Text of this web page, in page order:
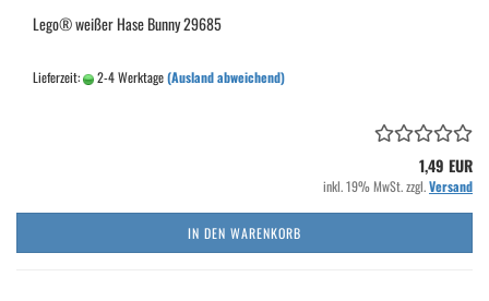
Lego® weißer Hase Bunny 29685
Lieferzeit: 2-4 Werktage(Ausland abweichend)
1,49 EUR
inkl. 19% MwSt. zzgl.Versand
IN DEN WARENKORB